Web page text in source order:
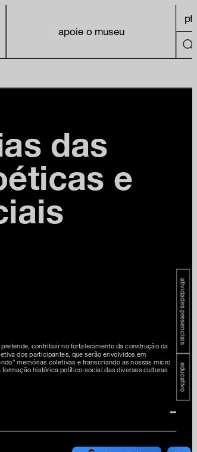
apoie o museu
pt
das
e
contribuir no fortalecimento da construção da
dos participantes, que serão envolvidos em
memórias coletivas e transcriando as nossas micro
histórica político-social das diversas culturas
atividades presenciais
educativo